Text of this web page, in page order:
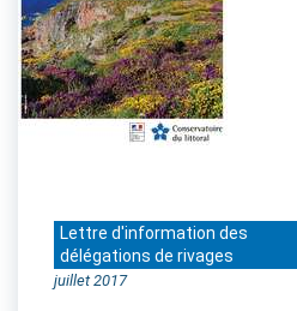
Lettre d'information des
délégations de rivages
juillet 2017